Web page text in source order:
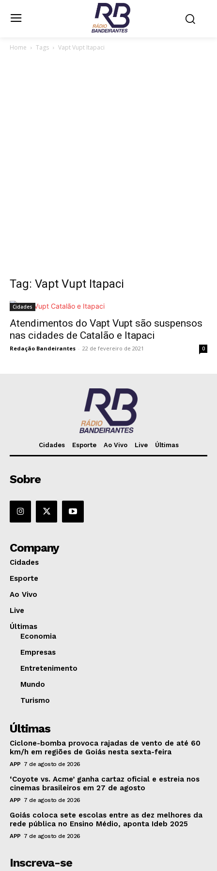
Home Tags Vapt Vupt Itapaci
Tag: Vapt Vupt Itapaci
Cidades
Atendimentos do Vapt Vupt são suspensos
nas cidades de Catalão e Itapaci
Redação Bandeirantes - 22 de fevereiro de 2021 0
Cidades Esporte Ao Vivo Live Últimas
Sobre
Company
Cidades
Esporte
Ao Vivo
Live
Últimas
Economia
Empresas
Entretenimento
Mundo
Turismo
Últimas
Ciclone-bomba provoca rajadas de vento de até 60
km/h em regiões de Goiás nesta sexta-feira
APP 7 de agosto de 2026
‘Coyote vs. Acme’ ganha cartaz oficial e estreia nos
cinemas brasileiros em 27 de agosto
APP 7 de agosto de 2026
Goiás coloca sete escolas entre as dez melhores da
rede pública no Ensino Médio, aponta Ideb 2025
APP 7 de agosto de 2026
Inscreva-se